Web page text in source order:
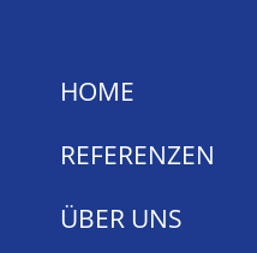
HOME
REFERENZEN
ÜBER UNS